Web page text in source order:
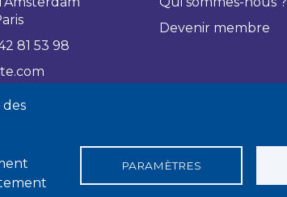
des
PARAMÈTRES
81 53 98
Devenir membre